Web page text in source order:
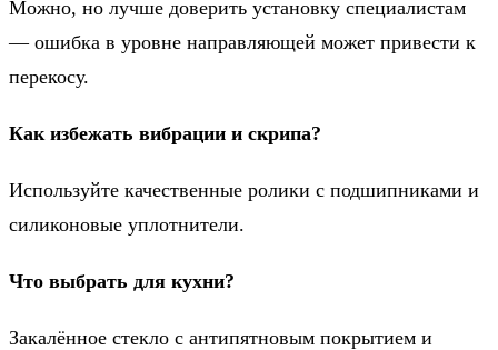
Можно, но лучше доверить установку специалистам
— ошибка в уровне направляющей может привести к
перекосу.
Как избежать вибрации и скрипа?
Используйте качественные ролики с подшипниками и
силиконовые уплотнители.
Что выбрать для кухни?
Закалённое стекло с антипятновым покрытием и